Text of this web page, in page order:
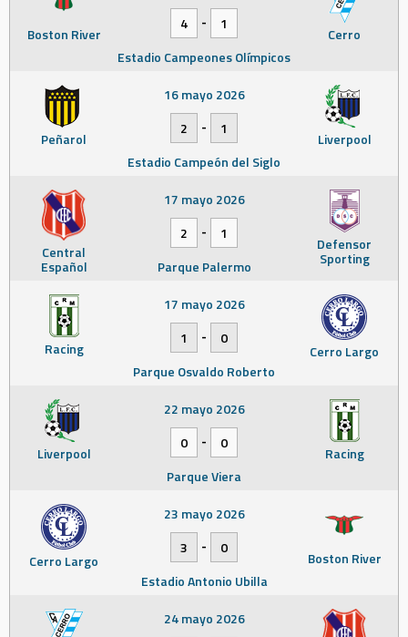
Boston River Cerro
4
-
1
Estadio Campeones Olímpicos
Peñarol Liverpool
16 mayo 2026
2
-
1
Estadio Campeón del Siglo
Central
Español
Defensor
Sporting
17 mayo 2026
2
-
1
Parque Palermo
Racing Cerro Largo
17 mayo 2026
1
-
0
Parque Osvaldo Roberto
Liverpool Racing
22 mayo 2026
0
-
0
Parque Viera
Cerro Largo Boston River
23 mayo 2026
3
-
0
Estadio Antonio Ubilla
24 mayo 2026